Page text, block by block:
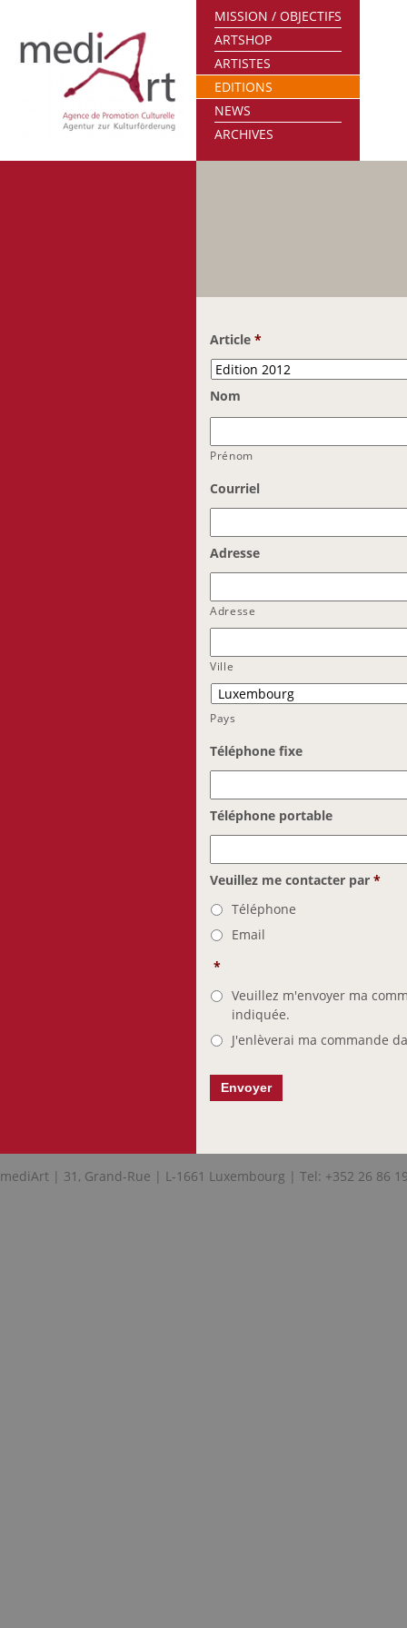
MISSION / OBJECTIFS
ARTSHOP
ARTISTES
EDITIONS
NEWS
ARCHIVES
Article *
Nom
Prénom
Courriel
Adresse
Adresse
Ville
Pays
Téléphone fixe
Téléphone portable
Veuillez me contacter par *
Téléphone
Email
*
Veuillez m'envoyer ma
indiquée.
J'enlèverai ma commande
mediArt | 31, Grand-Rue | L-1661 Luxembourg | Tel: +352 26 86